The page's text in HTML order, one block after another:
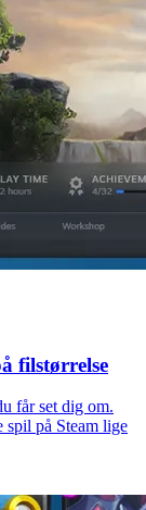
filstørrelse
får set dig om.
spil på Steam lige